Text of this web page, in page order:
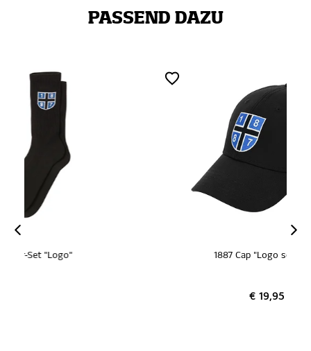
PASSEND DAZU
1887 Cap "Logo schwarz"